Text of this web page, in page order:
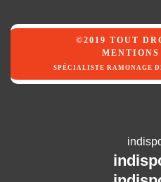
©2019 TOUT
SPÉCIALISTE RAMONAGE